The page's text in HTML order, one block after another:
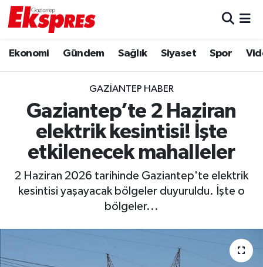
Ekonomi Gündem Sağlık Siyaset Spor
GAZIANTEP HABER
Gaziantep’te 2 Haziran
elektrik kesintisi! İşte
etkilenecek mahalleler
2 Haziran 2026 tarihinde Gaziantep'te elektrik
kesintisi yaşayacak bölgeler duyuruldu. İşte o
bölgeler...
Ekonomi
Gaziantep son dakika
Genel
Haberler
Trafik Durumu
Puan Durumu ve Fikstür
Tüm Manşetler
Haber Arşivi